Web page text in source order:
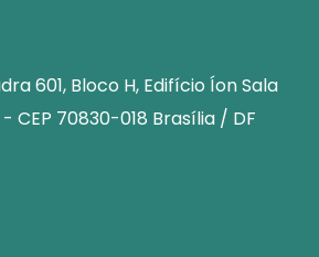
601, Bloco H, Edifício Íon Sala
CEP 70830-018 Brasília / DF